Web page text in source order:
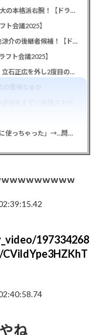
カープドラ5赤木晴哉！191cm最速153キロ！佛教大の本格派右腕！【ドラフト会議2025】
ト会議2025】
カープドラ3勝田成！近畿大163cmセカンド！菊池涼介の後継者候補！【ドラフト会議2025】
フト会議2025】
カープドラ1平川蓮！187cmのスイッチヒッター！立石正広を外し2度目の重複も新井監督がクジを引き当てる！【ドラフト会議2025】
【悲報】彼女「ごめん！俺くんの貯金、情報商材に使っちゃった」→…問い詰めたらギャン泣きされたんだが俺が悪いのか？
ｗｗｗｗｗｗｗｗ
197334268
ね